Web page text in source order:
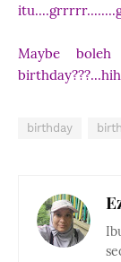
Maybe
birthday